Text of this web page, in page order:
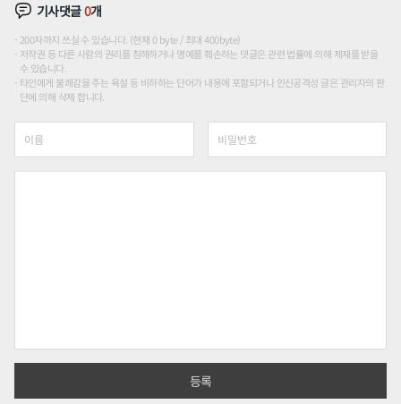
기사댓글0개
200자까지 쓰실 수 있습니다. (현재 0 byte / 최대 400byte)
저작권 등 다른 사람의 권리를 침해하거나 명예를 훼손하는 댓글은 관련 법률에 의해 제재를 받을
수 있습니다.
타인에게 불쾌감을 주는 욕설 등 비하하는 단어가 내용에 포함되거나 인신공격성 글은 관리자의 판
단에 의해 삭제 합니다.